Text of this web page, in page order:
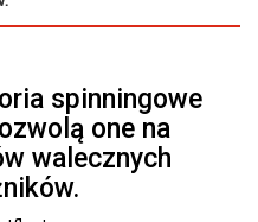
spinningowe
one na
walecznych